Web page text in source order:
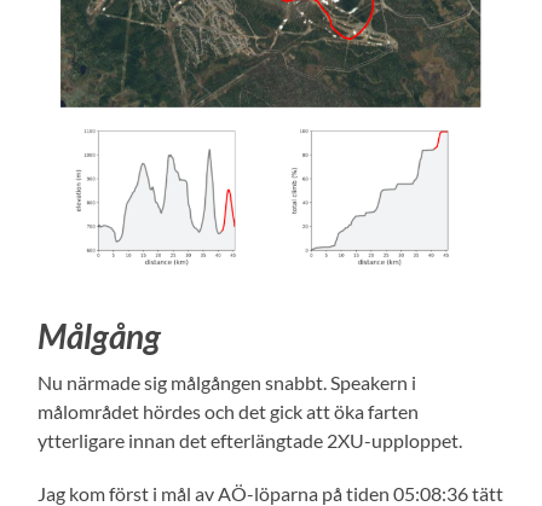
Målgång
Nu närmade sig målgången snabbt. Speakern i
målområdet hördes och det gick att öka farten
ytterligare innan det efterlängtade 2XU-upploppet.
Jag kom först i mål av AÖ-löparna på tiden 05:08:36 tätt